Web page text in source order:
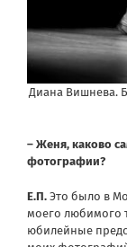
Диана Вишнева.
– Женя, каково
фотографии?
Е.П. Это было в
моего любимого
юбилейные